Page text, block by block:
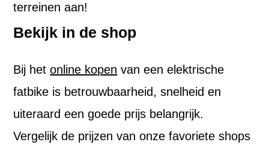
terreinen aan!
Bekijk in de shop
Bij hetonline kopen van een elektrische
fatbike is betrouwbaarheid, snelheid en
uiteraard een goede prijs belangrijk.
Vergelijk de prijzen van onze favoriete shops